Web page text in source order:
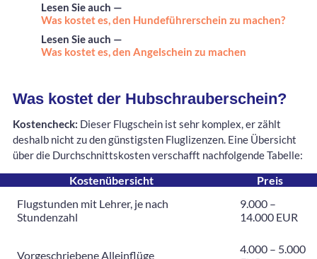
Lesen Sie auch —
Was kostet es, den Hundeführerschein zu machen?
Lesen Sie auch —
Was kostet es, den Angelschein zu machen
Was kostet der Hubschrauberschein?
Kostencheck: Dieser Flugschein ist sehr komplex, er zählt
deshalb nicht zu den günstigsten Fluglizenzen. Eine Übersicht
über die Durchschnittskosten verschafft nachfolgende Tabelle:
Kostenübersicht
Preis
Flugstunden mit Lehrer, je nach
Stundenzahl
9.000 –
14.000 EUR
Vorgeschriebene Alleinflüge
4.000 – 5.000